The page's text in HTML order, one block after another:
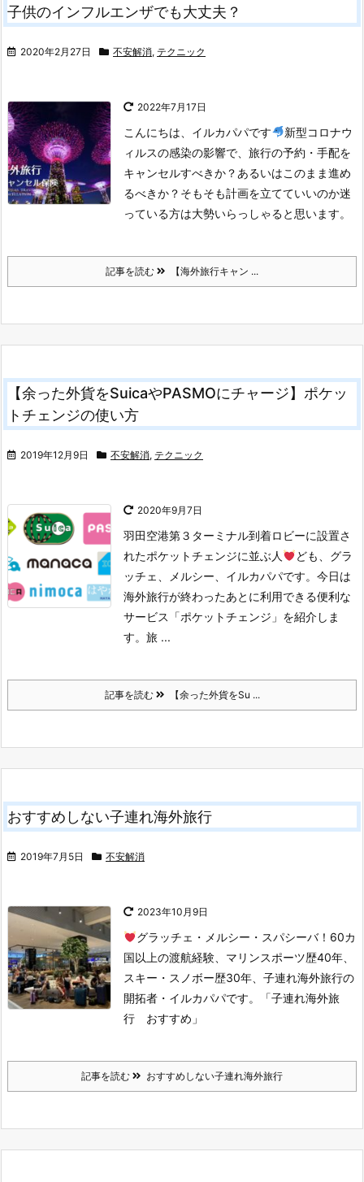
子供のインフルエンザでも大丈夫？
2020年2月27日 不安解消, テクニック
2022年7月17日
こんにちは、イルカパパです
新型コロナウ
ィルスの感染の影響で、旅行の予約・手配を
キャンセルすべきか？あるいはこのまま進め
るべきか？そもそも計画を立てていいのか迷
っている方は大勢いらっしゃると思います。
記事を読む 【海外旅行キャン ...
【余った外貨をSuicaやPASMOにチャージ】ポケッ
トチェンジの使い方
2019年12月9日 不安解消, テクニック
2020年9月7日
羽田空港第３ターミナル到着ロビーに設置さ
れたポケットチェンジに並ぶ人
ども、グラ
ッチェ、メルシー、イルカパパです。 今日は
海外旅行が終わったあとに利用できる便利な
サービス「ポケットチェンジ」を紹介しま
す。旅 ...
記事を読む 【余った外貨をSu ...
おすすめしない子連れ海外旅行
2019年7月5日 不安解消
2023年10月9日
グラッチェ・メルシー・スパシーバ！ 60カ
国以上の渡航経験、マリンスポーツ歴40年、
スキー・スノボー歴30年、子連れ海外旅行の
開拓者・イルカパパです。
「子連れ海外旅
行 おすすめ」
記事を読む おすすめしない子連れ海外旅行